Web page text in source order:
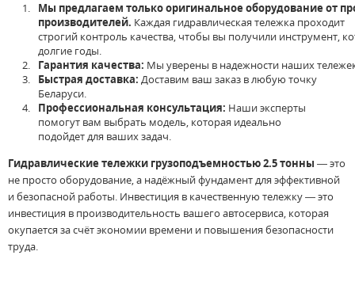
Мы предлагаем толькооригинальноеоборудованиеот
производителей. Каждая гидравлическая тележка проходит
строгий контроль качества, чтобы вы получили инструмент,
долгие годы.
Гарантия качества: Мы уверены в надежности наших
Быстрая доставка: Доставим ваш заказ влюбую точку
Беларуси.
Профессиональная консультация: Нашиэксперты
помогут вам выбрать модель, которая идеально
подойдетдля вашихзадач.
Гидравлические тележки грузоподъемностью 2.5 тонны — это
не просто оборудование, а надёжный фундамент для эффективной
и безопасной работы. Инвестиция в качественную тележку — это
инвестиция в производительность вашего автосервиса, которая
окупается за счёт экономии времени и повышения безопасности
труда.